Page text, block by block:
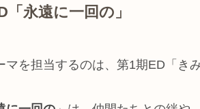
「永遠に一回の」
マを担当するのは、第1期ED「き